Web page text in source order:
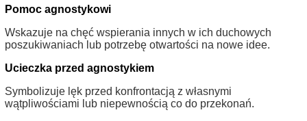
Pomoc agnostykowi
Wskazuje na chęć wspierania innych w ich duchowych
poszukiwaniach lub potrzebę otwartości na nowe idee.
Ucieczka przed agnostykiem
Symbolizuje lęk przed konfrontacją z własnymi
wątpliwościami lub niepewnością co do przekonań.